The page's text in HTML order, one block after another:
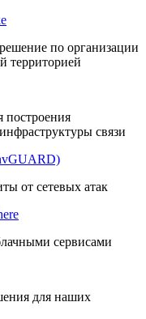
по организации
территорией
построения
связи
от сетевых атак
сервисами
для наших